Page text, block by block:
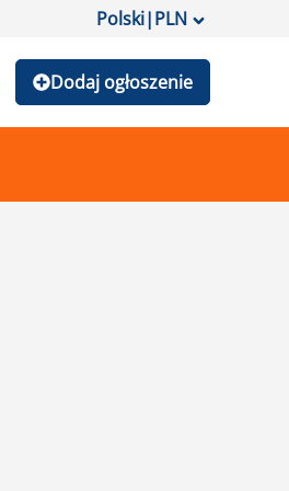
Polski|PLN
Dodaj ogłoszenie